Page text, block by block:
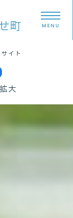
MENU
イト
拡大